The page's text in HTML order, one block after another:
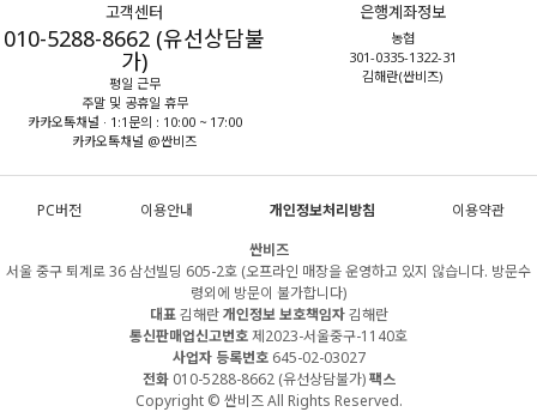
고객센터
010-5288-8662 (유선상담불
가)
평일 근무
주말 및 공휴일 휴무
카카오톡채널 · 1:1문의 : 10:00 ~ 17:00
카카오톡채널 @싼비즈
은행계좌정보
농협
301-0335-1322-31
김해란(싼비즈)
PC버전 이용안내 개인정보처리방침
이용약관
싼비즈
서울 중구 퇴계로 36 삼선빌딩 605-2호 (오프라인 매장을 운영하고 있지 않습니다. 방문수
령외에 방문이 불가합니다)
대표김해란개인정보 보호책임자김해란
통신판매업신고번호제2023-서울중구-1140호
사업자 등록번호645-02-03027
전화010-5288-8662 (유선상담불가)팩스
Copyright © 싼비즈 All Rights Reserved.